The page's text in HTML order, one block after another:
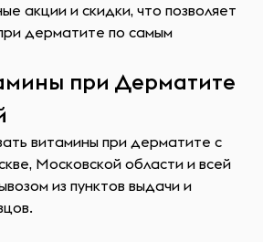
акции и скидки, что позволяет
дерматите по самым
при Дерматите
витамины при дерматите с
Московской области и всей
из пунктов выдачи и